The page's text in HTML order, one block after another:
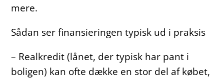
mere.
Sådan ser finansieringen typisk ud i praksis
– Realkredit (lånet, der typisk har pant i
boligen) kan ofte dække en stor del af købet,